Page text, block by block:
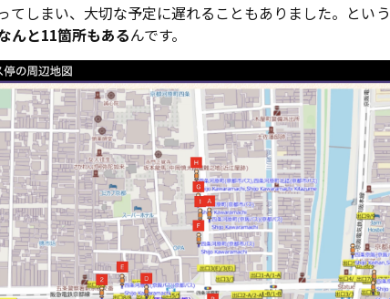
てしまい、大切な予定に遅れることもありました。とい
んと11箇所もあるんです。